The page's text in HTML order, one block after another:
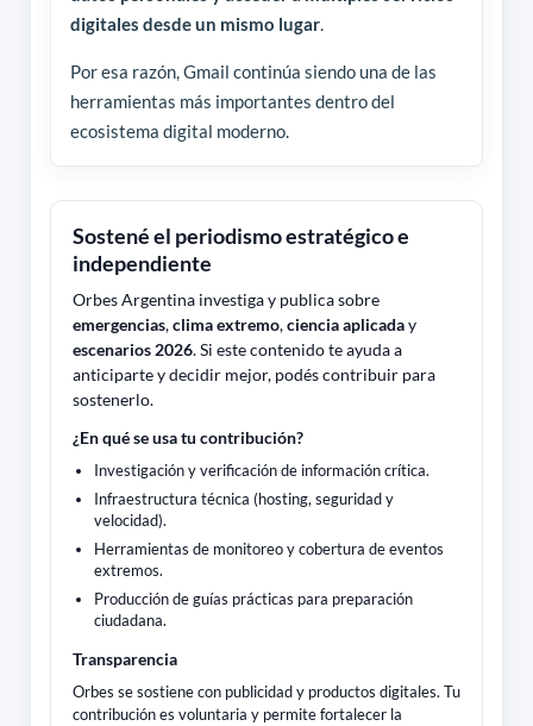
digitales desde un mismo lugar.
Por esa razón, Gmail continúa siendo una de las
herramientas más importantes dentro del
ecosistema digital moderno.
Sostené el periodismo estratégico e
independiente
Orbes Argentina investiga y publica sobre
emergencias,clima extremo,ciencia aplicaday
escenarios 2026. Si este contenido te ayuda a
anticiparte y decidir mejor, podés contribuir para
sostenerlo.
¿En qué se usa tu contribución?
Investigación y verificación de información crítica.
Infraestructura técnica (hosting, seguridad y
velocidad).
Herramientas de monitoreo y cobertura de eventos
extremos.
Producción de guías prácticas para preparación
ciudadana.
Transparencia
Orbes se sostiene con publicidad y productos digitales. Tu
contribución es voluntaria y permite fortalecer la